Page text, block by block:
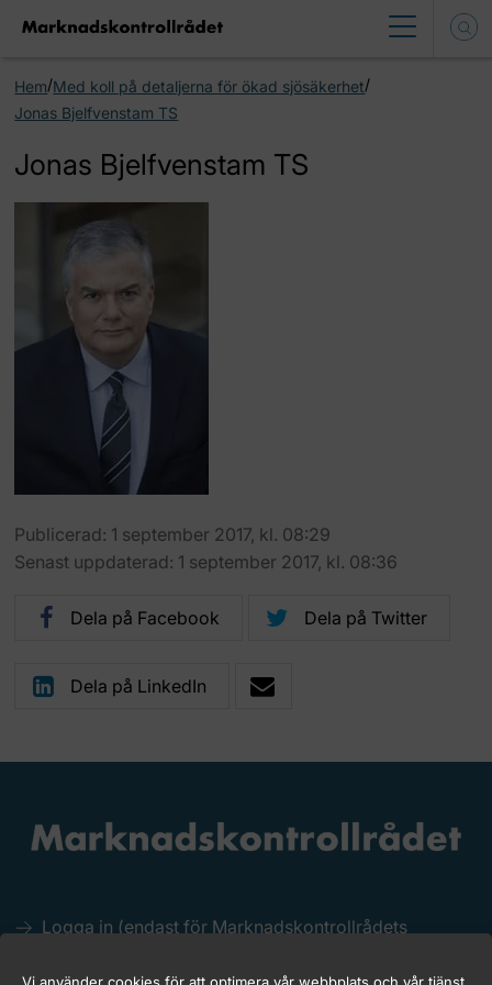
Hem/Med koll på detaljerna för ökad sjösäkerhet/
Jonas Bjelfvenstam TS
Jonas Bjelfvenstam TS
Publicerad: 1 september 2017, kl. 08:29
Senast uppdaterad: 1 september 2017, kl. 08:36
Dela på Facebook Dela på Twitter
Dela på LinkedIn
Logga in (endast för Marknadskontrollrådets